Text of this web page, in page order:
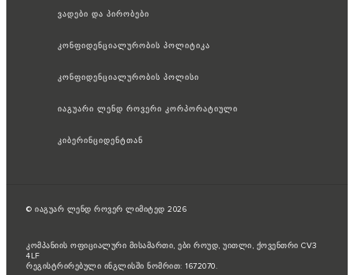
ვადები და პირობები
კონფიდენციალურობის პოლიტიკა
კონფიდენციალურობის პოლისი
იაგუარი ლენდ როვერი კორპორატიული
კიბერინციდენტთან
© იაგუარ ლენდ როვერ ლიმიტედ 2026
კომპანიის ოფიციალური მისამართი, ები როუდ, უითლი, ქოვენთრი CV3
4LF
რეგისტრირებული ინგლისში ნომრით: 1672070.